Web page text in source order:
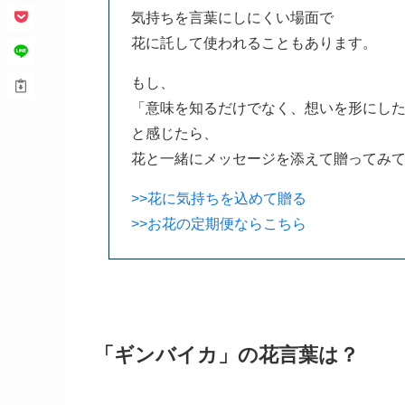
気持ちを言葉にしにくい場面で
花に託して使われることもあります。
もし、
「意味を知るだけでなく、想いを形にした
と感じたら、
花と一緒にメッセージを添えて贈ってみ
>>花に気持ちを込めて贈る
>>お花の定期便ならこちら
「ギンバイカ」の花言葉は？